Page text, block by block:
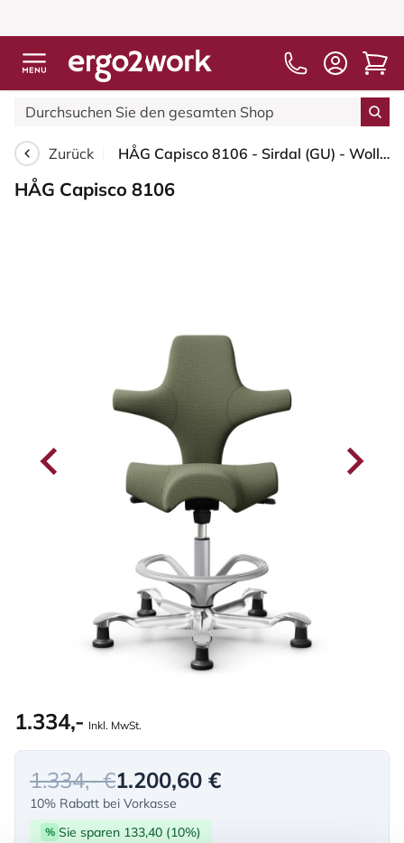
Zurück HÅG Capisco 8106 - Sirdal (GU) - Wolle - SRD960 - Green - Silber - 265 mm (Sitzhöhe 53-79cm) - Bodengleiter
HÅG Capisco 8106
1.334,- Inkl. MwSt.
1.334,- €1.200,60 €
10% Rabatt bei Vorkasse
% Sie sparen 133,40 (10%)